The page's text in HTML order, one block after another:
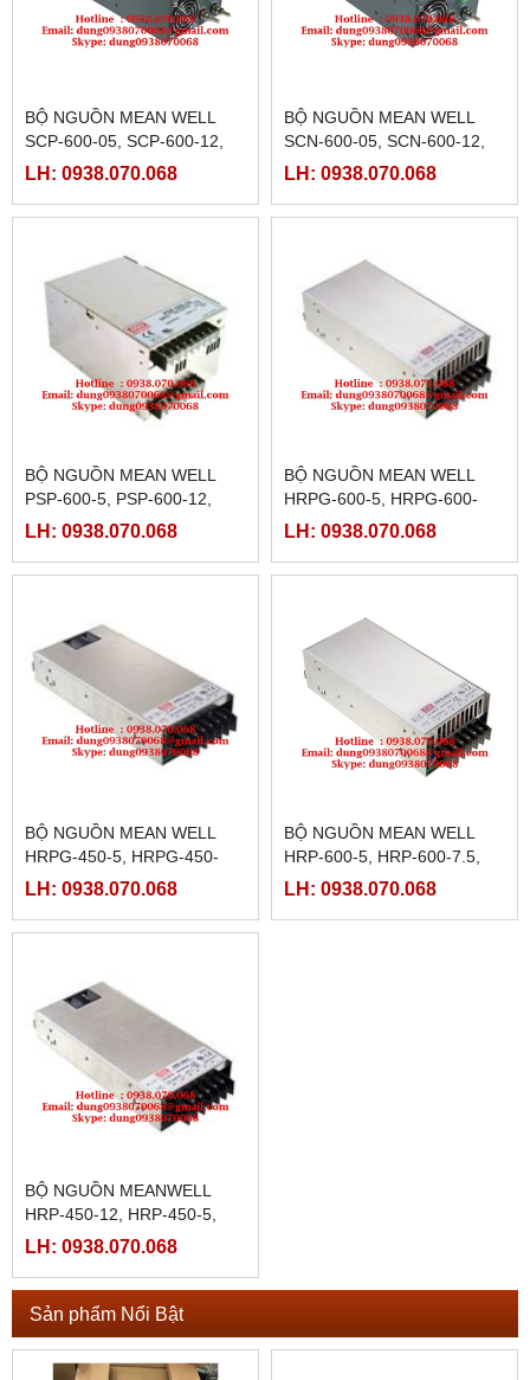
BỘ NGUỒN MEAN WELL
SCP-600-05, SCP-600-12,
SCP-600-15, SCP-600-
LH: 0938.070.068
BỘ NGUỒN MEAN WELL
SCN-600-05, SCN-600-12,
SCN-600-15,SCN-600-
LH: 0938.070.068
BỘ NGUỒN MEAN WELL
PSP-600-5, PSP-600-12,
PSP-600-15, PSP-600-
LH: 0938.070.068
BỘ NGUỒN MEAN WELL
HRPG-600-5, HRPG-600-
7.5, HRPG-600-12, HRPG-
LH: 0938.070.068
BỘ NGUỒN MEAN WELL
HRPG-450-5, HRPG-450-
7.5, HRPG-450-12, HRPG-
LH: 0938.070.068
BỘ NGUỒN MEAN WELL
HRP-600-5, HRP-600-7.5,
HRP-600-12, HRP-600-
LH: 0938.070.068
BỘ NGUỒN MEANWELL
HRP-450-12, HRP-450-5,
HRP-450-7.5, HRP-450-15,
LH: 0938.070.068
Sản phẩm Nổi Bật